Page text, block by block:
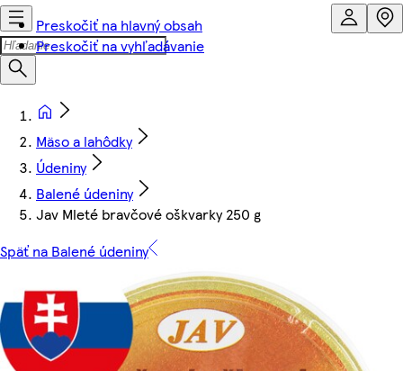
Preskočiť na hlavný obsah
Preskočiť na vyhľadávanie
Mäso a lahôdky
Údeniny
Balené údeniny
Jav Mleté bravčové oškvarky 250 g
Späť na Balené údeniny